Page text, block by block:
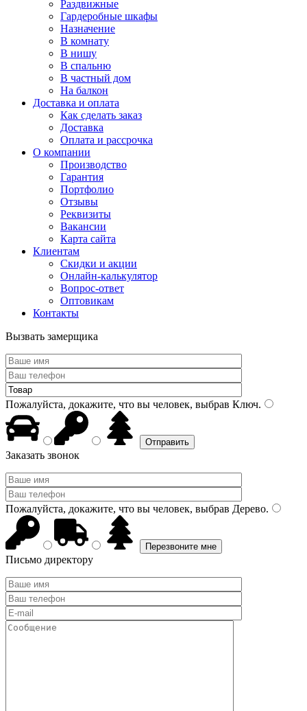
Раздвижные
Гардеробные шкафы
Назначение
В комнату
В нишу
В спальню
В частный дом
На балкон
Доставка и оплата
Как сделать заказ
Доставка
Оплата и рассрочка
О компании
Производство
Гарантия
Портфолио
Отзывы
Реквизиты
Вакансии
Карта сайта
Клиентам
Скидки и акции
Онлайн-калькулятор
Вопрос-ответ
Оптовикам
Контакты
Вызвать замерщика
Пожалуйста, докажите, что вы человек, выбрав Ключ.
Заказать звонок
Пожалуйста, докажите, что вы человек, выбрав Дерево.
Письмо директору